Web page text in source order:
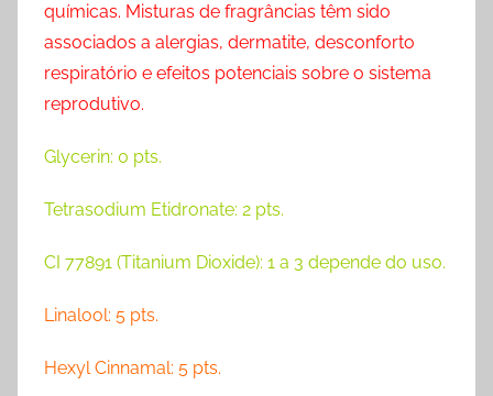
químicas. Misturas de fragrâncias têm sido
associados a alergias, dermatite, desconforto
respiratório e efeitos potenciais sobre o sistema
reprodutivo.
Glycerin: 0 pts.
Tetrasodium Etidronate: 2 pts.
CI 77891 (Titanium Dioxide): 1 a 3 depende do uso.
Linalool: 5 pts.
Hexyl Cinnamal: 5 pts.